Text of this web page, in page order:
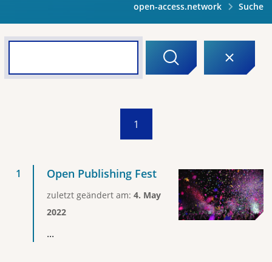
open-access.network Suche
1
Open Publishing Fest
zuletzt geändert am: 4. May
2022
...